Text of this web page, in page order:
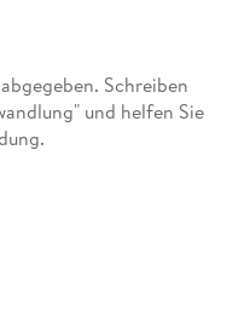
Schreiben
und helfen Sie